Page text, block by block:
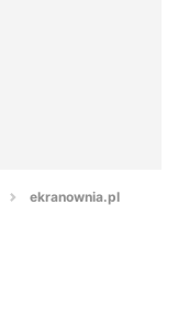
ekranownia.pl